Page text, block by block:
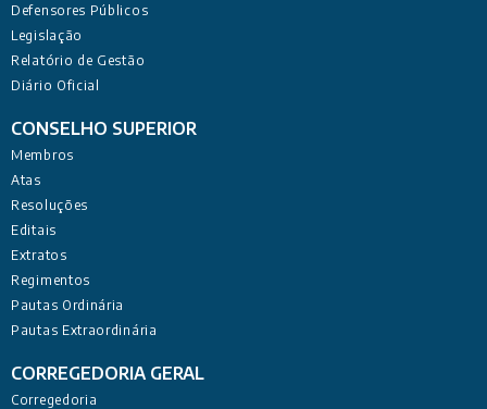
Defensores Públicos
Legislação
Relatório de Gestão
Diário Oficial
CONSELHO SUPERIOR
Membros
Atas
Resoluções
Editais
Extratos
Regimentos
Pautas Ordinária
Pautas Extraordinária
CORREGEDORIA GERAL
Corregedoria